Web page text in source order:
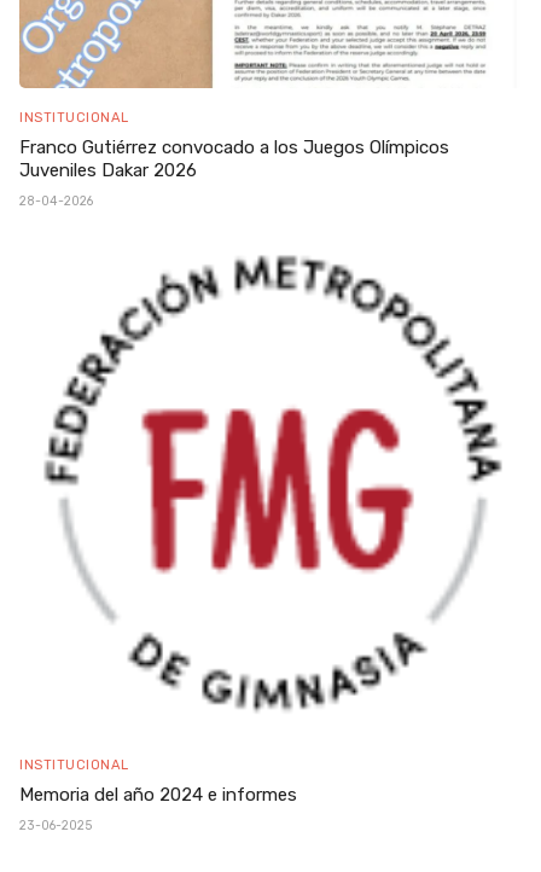
INSTITUCIONAL
Franco Gutiérrez convocado a los Juegos Olímpicos
Juveniles Dakar 2026
28-04-2026
INSTITUCIONAL
Memoria del año 2024 e informes
23-06-2025